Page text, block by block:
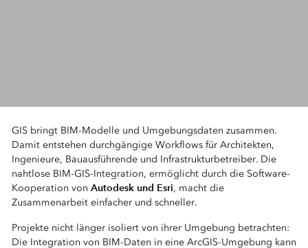
GIS bringt BIM-Modelle und Umgebungsdaten zusammen.
Damit entstehen durchgängige Workflows für Architekten,
Ingenieure, Bauausführende und Infrastrukturbetreiber. Die
nahtlose BIM-GIS-Integration, ermöglicht durch die Software-
Kooperation von Autodesk und Esri, macht die
Zusammenarbeit einfacher und schneller.
Projekte nicht länger isoliert von ihrer Umgebung betrachten:
Die Integration von BIM-Daten in eine ArcGIS-Umgebung kann